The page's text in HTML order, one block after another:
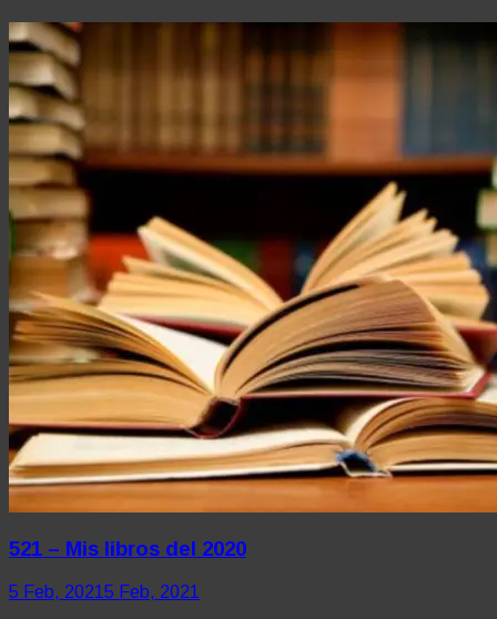
521 – Mis libros del 2020
5 Feb, 2021 5 Feb, 2021